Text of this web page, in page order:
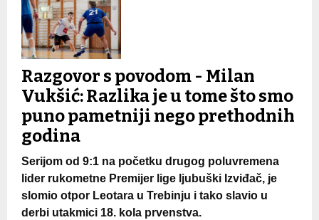
Razgovor s povodom - Milan
Vukšić: Razlika je u tome što smo
puno pametniji nego prethodnih
godina
Serijom od 9:1 na početku drugog poluvremena
lider rukometne Premijer lige ljubuški Izviđač, je
slomio otpor Leotara u Trebinju i tako slavio u
derbi utakmici 18. kola prvenstva.